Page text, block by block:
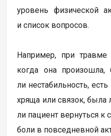
уровень физической
и список вопросов.
Например, при
когда она
ли нестабильность,
хряща или связок, была
ли пациент вернуться к
боли в повседневной